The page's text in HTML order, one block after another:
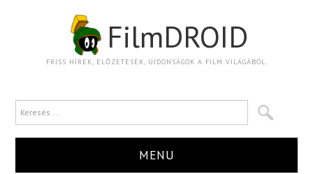
FilmDROID
FRISS HÍREK, ELŐZETESEK, ÚJDONSÁGOK A FILM VILÁGÁBÓL.
MENU